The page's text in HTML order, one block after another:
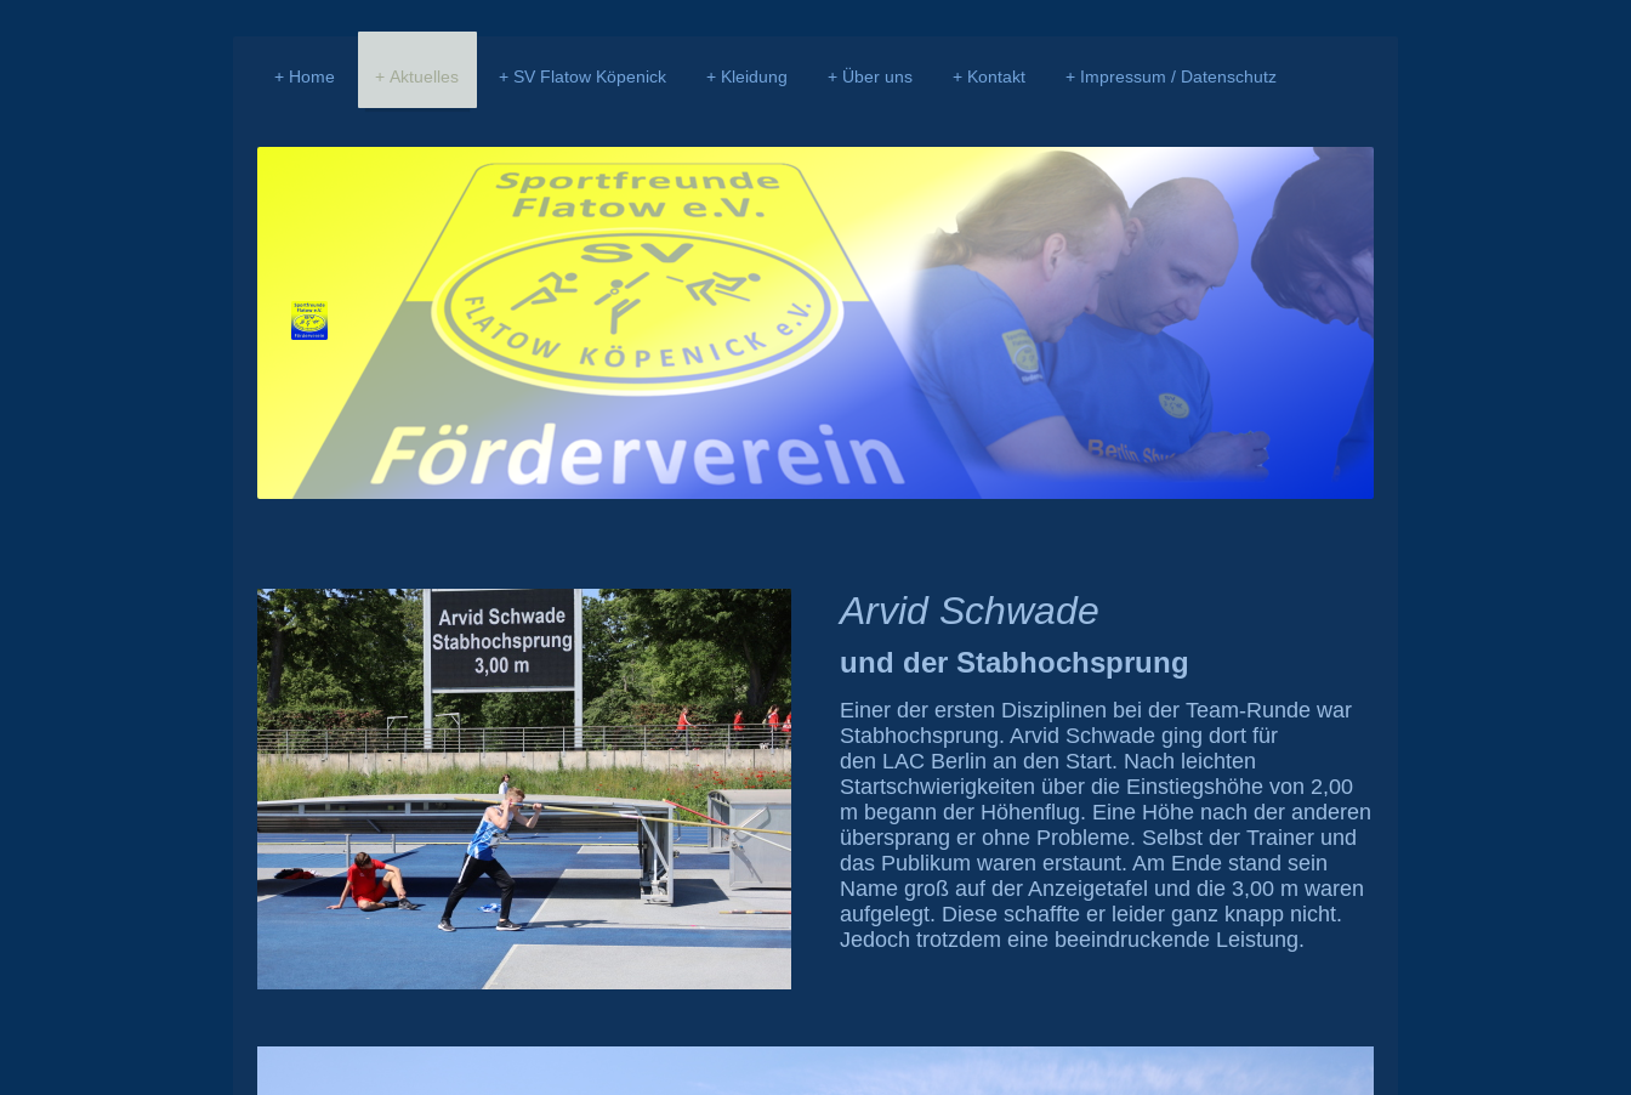
Home Aktuelles SV Flatow Köpenick Kleidung Über uns Kontakt Impressum / Datenschutz
Arvid Schwade
und der Stabhochsprung
Einer der ersten Disziplinen bei der Team-Runde war
Stabhochsprung. Arvid Schwade ging dort für
den LAC Berlin an den Start. Nach leichten
Startschwierigkeiten über die Einstiegshöhe von 2,00
m begann der Höhenflug. Eine Höhe nach der anderen
übersprang er ohne Probleme. Selbst der Trainer und
das Publikum waren erstaunt. Am Ende stand sein
Name groß auf der Anzeigetafel und die 3,00 m waren
aufgelegt. Diese schaffte er leider ganz knapp nicht.
Jedoch trotzdem eine beeindruckende Leistung.